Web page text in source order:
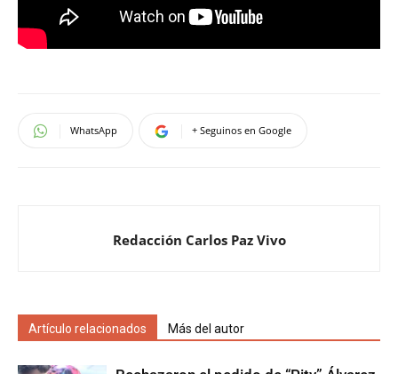
WhatsApp + Seguinos en Google
Redacción Carlos Paz Vivo
Artículo relacionados Más del autor